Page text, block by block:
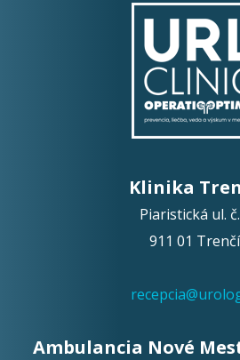
Klinika
Piaristická ul.
911 01
Ambulancia Nové